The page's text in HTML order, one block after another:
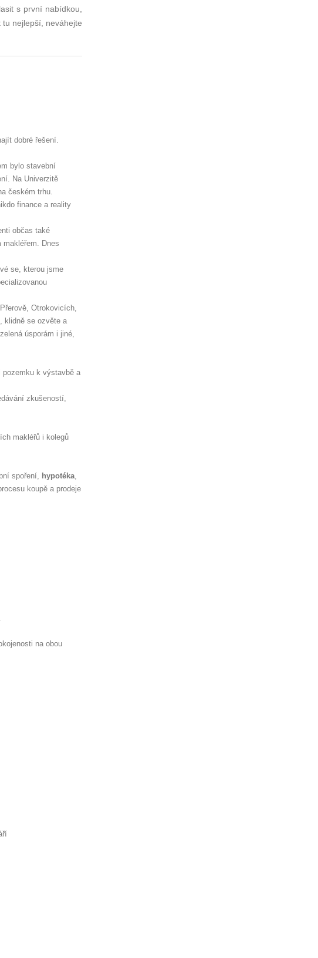
s první nabídkou,
nejlepší, neváhejte
dobré řešení.
bylo stavební
Na Univerzitě
českém trhu.
finance a reality
občas také
Dnes
se, kterou jsme
Otrokovicích,
klidně se ozvěte a
úsporám i jiné,
pozemku k výstavbě a
zkušeností,
makléřů i kolegů
spoření, hypotéka,
koupě a prodeje
na obou